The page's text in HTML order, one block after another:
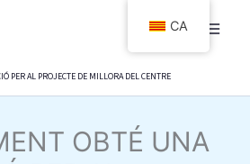
PER AL PROJECTE DE MILLORA DEL CENTRE
OBTÉ UNA
CA